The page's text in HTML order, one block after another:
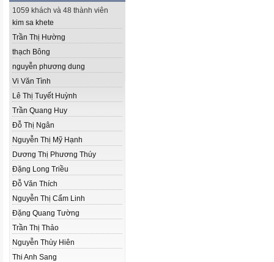
1059 khách và 48 thành viên
kim sa khete
Trần Thị Hường
thạch Bông
nguyễn phương dung
Vi Văn Tình
Lê Thị Tuyết Huỳnh
Trần Quang Huy
Đỗ Thị Ngân
Nguyễn Thị Mỹ Hạnh
Dương Thị Phương Thúy
Đặng Long Triều
Đỗ Văn Thích
Nguyễn Thị Cẩm Linh
Đặng Quang Tường
Trần Thị Thảo
Nguyễn Thùy Hiên
Thi Anh Sang